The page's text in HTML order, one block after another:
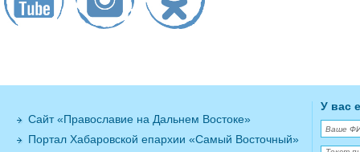
Сайт «Православие на Дальнем Востоке»
Портал Хабаровской епархии «Самый Восточный»
У вас